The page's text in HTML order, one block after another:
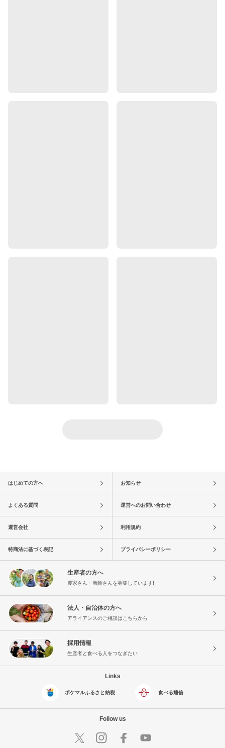
はじめての方へ お知らせ
よくある質問 運営へのお問い合わせ
運営会社 利用規約
特商法に基づく表記 プライバシーポリシー
生産者の方へ
農家さん・漁師さんを募集しています!
法人・自治体の方へ
アライアンスのご相談はこちらから
採用情報
生産者と食べる人をつなぎたい
Links
ポケマルふるさと納税 食べる通信
Follow us